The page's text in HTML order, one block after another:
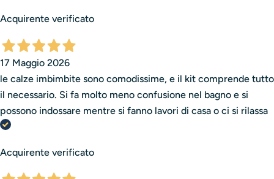
Acquirente verificato
17 Maggio 2026
le calze imbimbite sono comodissime, e il kit comprende tutto
il necessario. Si fa molto meno confusione nel bagno e si
possono indossare mentre si fanno lavori di casa o ci si rilassa
Acquirente verificato